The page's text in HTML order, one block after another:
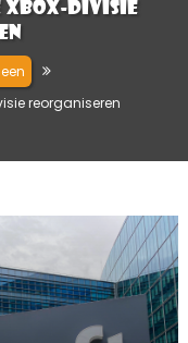
divisie
reorganiseren